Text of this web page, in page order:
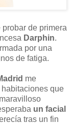
de primera
Darphin.
por una
de fatiga.
me
que
un facial
tras un fin